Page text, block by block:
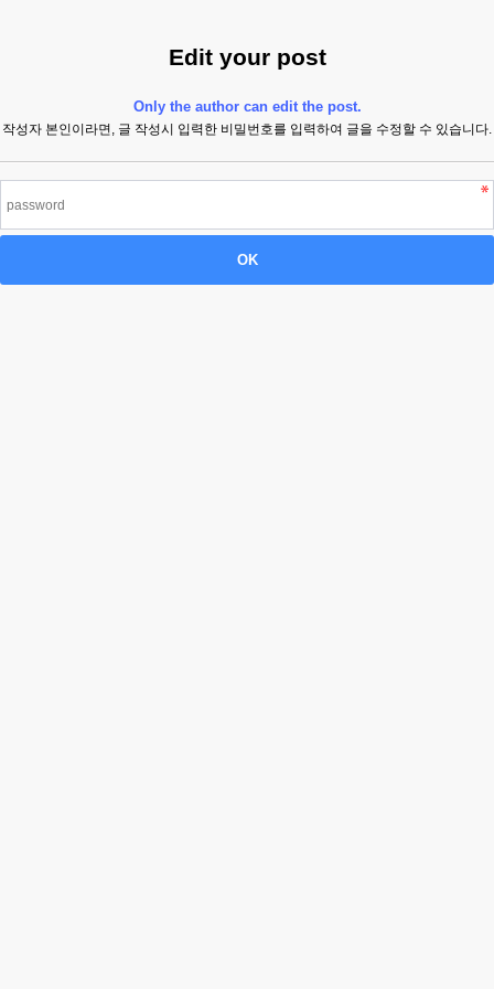
Edit your post
Only the author can edit the post.
작성자 본인이라면, 글 작성시 입력한 비밀번호를 입력하여 글을 수정할 수 있습니다.